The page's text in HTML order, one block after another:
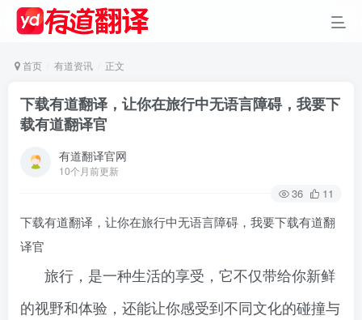
首页 有道资讯 正文
下载有道翻译，让你在旅行中无语言障碍，我要下
载有道翻译官
有道翻译官网
10个月前更新
36 11
下载有道翻译，让你在旅行中无语言障碍，我要下载有道翻
译官
旅行，是一种生活的享受，它不仅带给你新鲜
的视野和体验，还能让你感受到不同文化的碰撞与